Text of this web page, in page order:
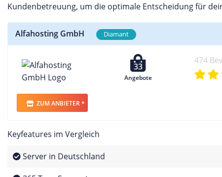
Kundenbetreuung, um die optimale Entscheidung für
Alfahosting GmbH Diamant
33
Angebote
474
ZUM ANBIETER *
Keyfeatures im Vergleich
Server in Deutschland